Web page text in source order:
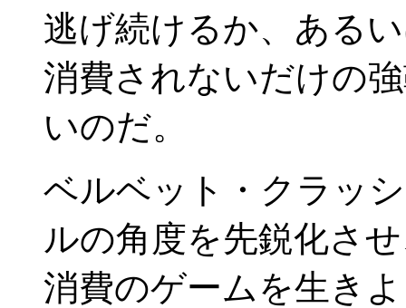
逃げ続けるか、ある
消費されないだけの
いのだ。
ベルベット・クラッ
ルの角度を先鋭化さ
消費のゲームを生き